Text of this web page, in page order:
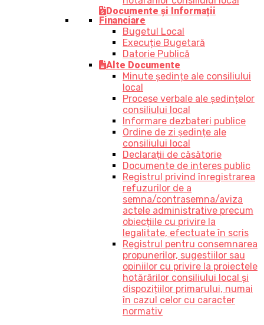
Documente și Informații
Financiare
Bugetul Local
Execuție Bugetară
Datorie Publică
Alte Documente
Minute ședințe ale consiliului
local
Procese verbale ale ședințelor
consiliului local
Informare dezbateri publice
Ordine de zi ședințe ale
consiliului local
Declarații de căsătorie
Documente de interes public
Registrul privind înregistrarea
refuzurilor de a
semna/contrasemna/aviza
actele administrative precum
obiecțiile cu privire la
legalitate, efectuate în scris
Registrul pentru consemnarea
propunerilor, sugestiilor sau
opiniilor cu privire la proiectele
hotărârilor consiliului local și
dispozițiilor primarului, numai
în cazul celor cu caracter
normativ